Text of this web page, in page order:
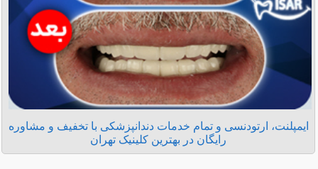
ایمپلنت، ارتودنسی و تمام خدمات دندانپزشکی با تخفیف و مشاوره
رایگان در بهترین کلینیک تهران